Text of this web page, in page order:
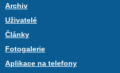
Archiv
Uživatelé
Články
Fotogalerie
Aplikace na telefony